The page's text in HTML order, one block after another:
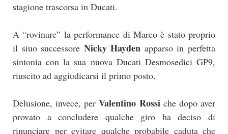
stagione trascorsa in Ducati.
A “rovinare” la performance di Marco è stato proprio
il siuo successore Nicky Hayden apparso in perfetta
sintonia con la sua nuova Ducati Desmosedici GP9,
riuscito ad aggiudicarsi il primo posto.
Delusione, invece, perValentino Rossiche dopo aver
provato a concludere qualche giro ha deciso di
rinunciare per evitare qualche probabile caduta che